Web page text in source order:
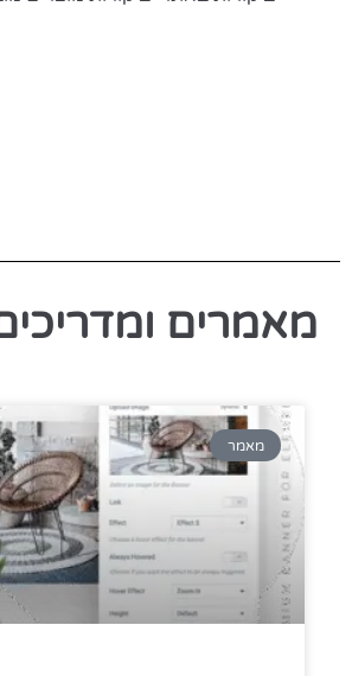
מאמרים
מאמר